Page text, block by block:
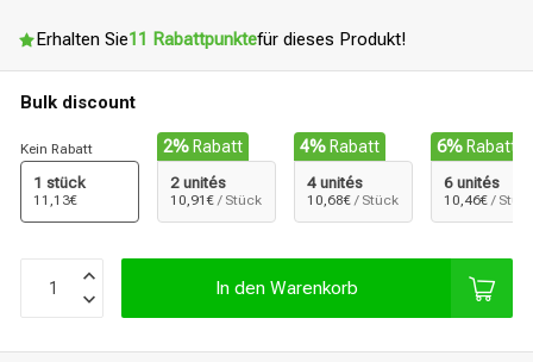
Erhalten Sie11 Rabattpunktefür dieses Produkt!
Bulk discount
Kein Rabatt
1 stück
11,13€
2% Rabatt
2 unités
10,91€ / Stück
4% Rabatt
4 unités
10,68€ / Stück
6% Rabatt
6 unités
10,46€ /
In den Warenkorb